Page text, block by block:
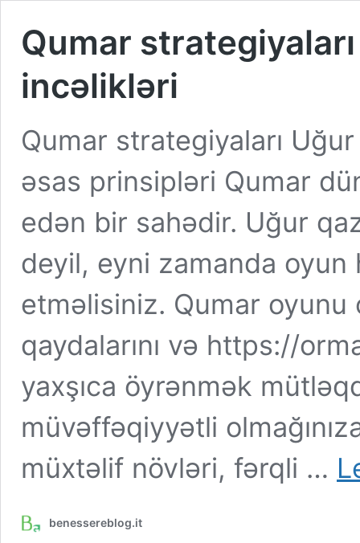
Qumar
incəlikləri
Qumar strategiyaları
əsas prinsipləri Qumar
edən bir sahədir. Uğur
deyil, eyni zamanda
etməlisiniz. Qumar
qaydalarını və https://
yaxşıca öyrənmək
müvəffəqiyyətli
müxtəlif növləri, fərqli …
benessereblog.it